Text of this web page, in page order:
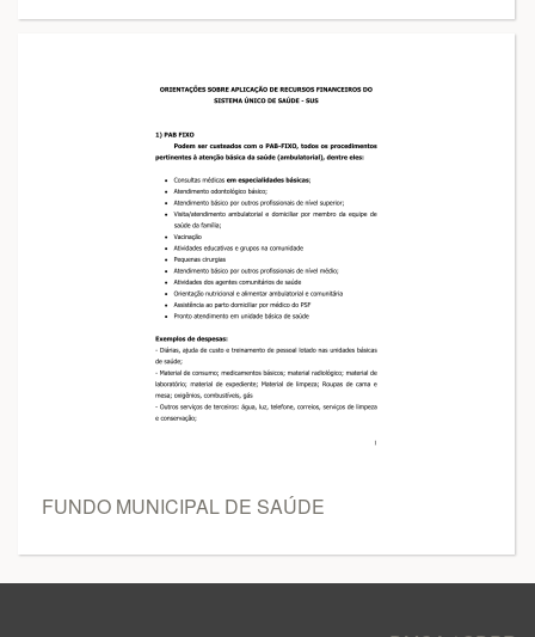
FUNDO MUNICIPAL DE SAÚDE